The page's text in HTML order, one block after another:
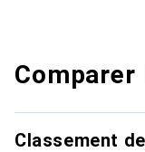
Classement